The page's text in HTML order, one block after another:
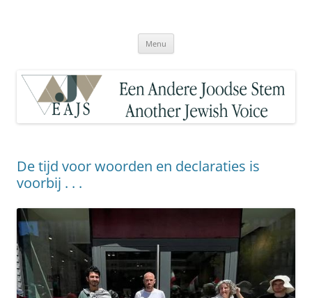
Jewish Voice
Menu
De tijd voor woorden en declaraties is
voorbij . . .